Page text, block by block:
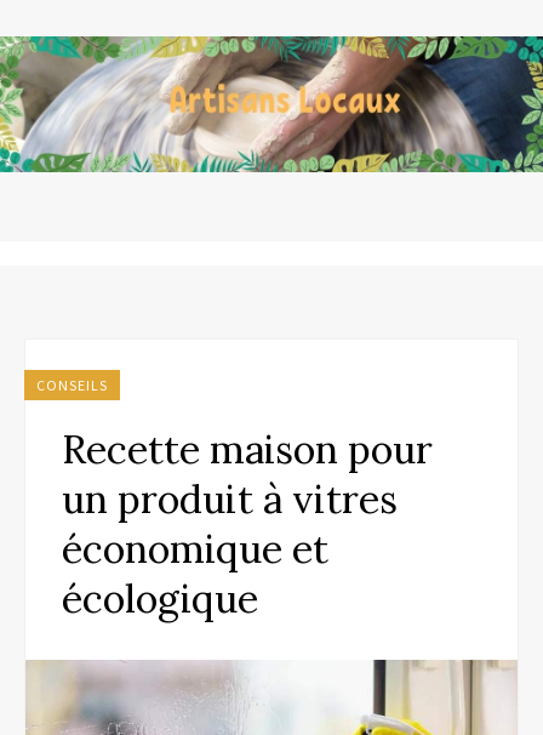
CONSEILS
Recette maison pour
un produit à vitres
économique et
écologique